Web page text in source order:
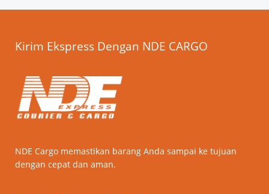
Kirim Ekspress Dengan NDE CARGO
NDE Cargo memastikan barang Anda sampai ke tujuan
dengan cepat dan aman.